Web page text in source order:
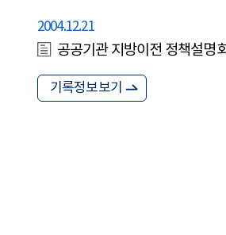
2004.12.21
공공기관 지방이전 정책설명
기록정보보기